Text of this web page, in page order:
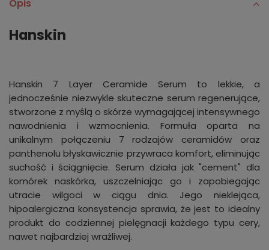
Opis
Hanskin
Hanskin 7 Layer Ceramide Serum to lekkie, a
jednocześnie niezwykle skuteczne serum regenerujące,
stworzone z myślą o skórze wymagającej intensywnego
nawodnienia i wzmocnienia. Formuła oparta na
unikalnym połączeniu 7 rodzajów ceramidów oraz
panthenolu błyskawicznie przywraca komfort, eliminując
suchość i ściągnięcie. Serum działa jak "cement" dla
komórek naskórka, uszczelniając go i zapobiegając
utracie wilgoci w ciągu dnia. Jego nieklejąca,
hipoalergiczna konsystencja sprawia, że jest to idealny
produkt do codziennej pielęgnacji każdego typu cery,
nawet najbardziej wrażliwej.